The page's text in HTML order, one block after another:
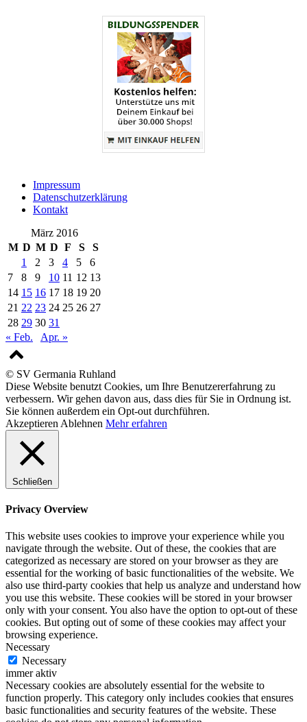
Impressum
Datenschutzerklärung
Kontakt
März 2016
M D M D F S
S
1
2 3 4 5
6
7
8 9 10 11 12 13
14 15 16 17 18 19 20
21 22 23 24 25 26 27
28 29 30 31
« Feb.
Apr. »
© SV Germania Ruhland
Diese Website benutzt Cookies, um Ihre Benutzererfahrung zu
verbessern. Wir gehen davon aus, dass dies für Sie in Ordnung ist.
Sie können außerdem ein Opt-out durchführen.
Akzeptieren Ablehnen Mehr erfahren
Schließen
Privacy Overview
This website uses cookies to improve your experience while you
navigate through the website. Out of these, the cookies that are
categorized as necessary are stored on your browser as they are
essential for the working of basic functionalities of the website. We
also use third-party cookies that help us analyze and understand how
you use this website. These cookies will be stored in your browser
only with your consent. You also have the option to opt-out of these
cookies. But opting out of some of these cookies may affect your
browsing experience.
Necessary
Necessary
immer aktiv
Necessary cookies are absolutely essential for the website to
function properly. This category only includes cookies that ensures
basic functionalities and security features of the website. These